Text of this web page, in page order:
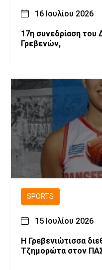
16 Ιουλίου 2026
17η συνεδρίαση του
Γρεβενών,
SPORTS
15 Ιουλίου 2026
Η Γρεβενιώτισσα
Τζημορώτα στον ΠΑΣ